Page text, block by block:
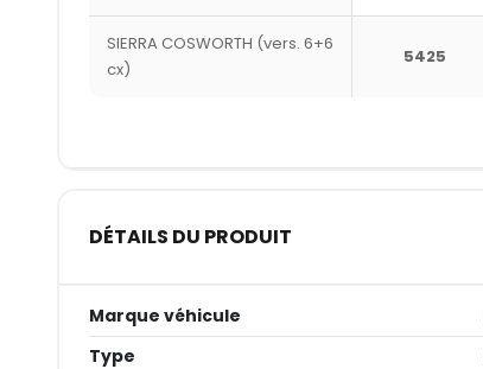
SIERRA COSWORTH (vers. 6+6
cx)
5425
DÉTAILS DU PRODUIT
Marque véhicule
Type